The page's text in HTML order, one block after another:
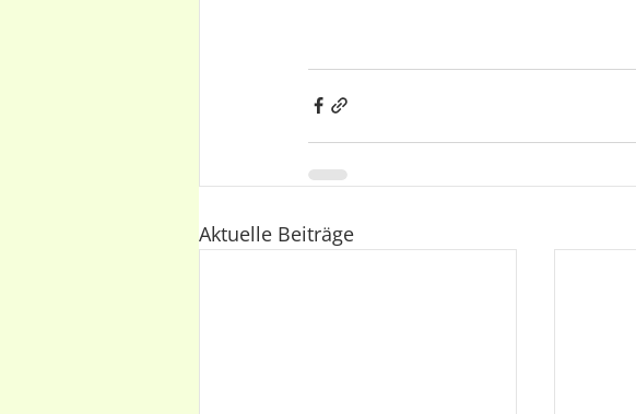
Aktuelle Beiträge